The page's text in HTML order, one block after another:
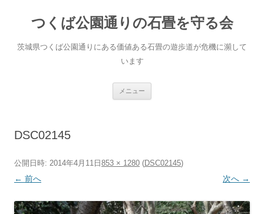
へ
ス
つくば公園通りの石畳を守る会
茨城県つくば公園通りにある価値ある石畳の遊歩道が危機に瀕して
います
メニュー
DSC02145
公開日時: 2014年4月11日 853 × 1280 (DSC02145)
← 前へ 次へ →